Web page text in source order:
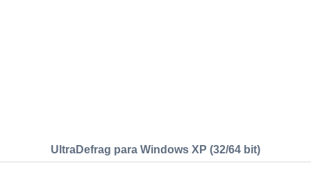
UltraDefrag para Windows XP (32/64 bit)